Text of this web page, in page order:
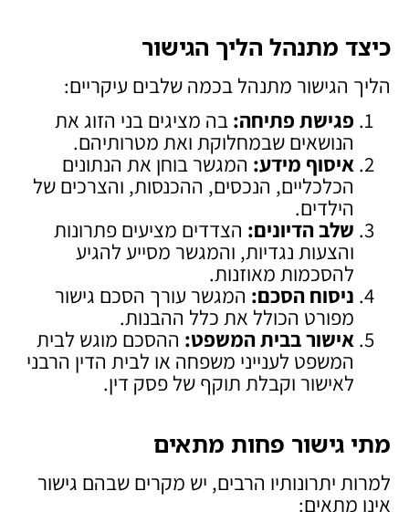
כיצד מתנהל הליך הגישור
הליך הגישור מתנהל בכמה שלבים עיקריים:
פגישת פתיחה: בה מציגים בני הזוג את
הנושאים שבמחלוקת ואת מטרותיהם.
איסוף מידע: המגשר בוחן את הנתונים
הכלכליים, הנכסים, ההכנסות, והצרכים של
הילדים.
שלב הדיונים: הצדדים מציעים פתרונות
והצעות נגדיות, והמגשר מסייע להגיע
להסכמות מאוזנות.
ניסוח הסכם: המגשר עורך הסכם גישור
מפורט הכולל את כלל ההבנות.
אישור בבית המשפט: ההסכם מוגש לבית
המשפט לענייני משפחה או לבית הדין הרבני
לאישור וקבלת תוקף של פסק דין.
מתי גישור פחות מתאים
למרות יתרונותיו הרבים, יש מקרים שבהם גישור
אינו מתאים: